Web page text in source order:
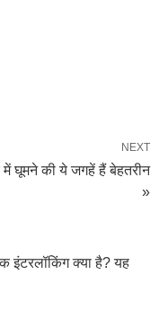
NEXT
घूमने की ये जगहें हैं बेहतरीन
»
इंटरलॉकिंग क्या है? यह